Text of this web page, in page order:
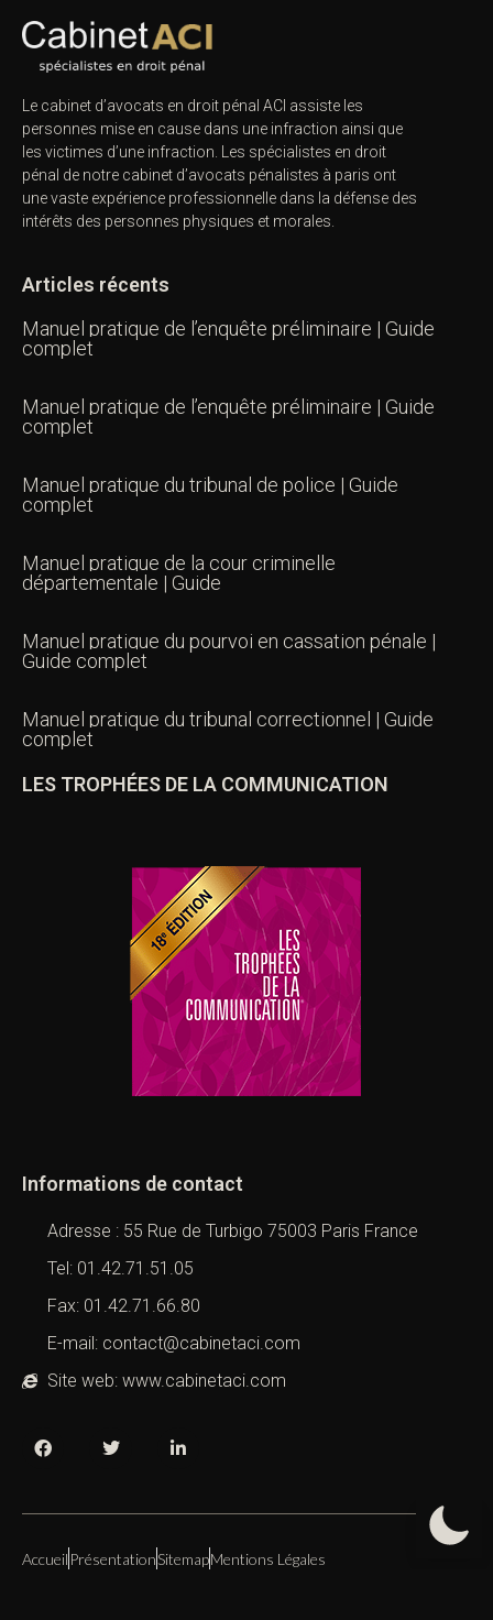
Le cabinet d’avocats en droit pénal ACI assiste les
personnes mise en cause dans une infraction ainsi que
les victimes d’une infraction. Les spécialistes en droit
pénal de notre cabinet d’avocats pénalistes à paris ont
une vaste expérience professionnelle dans la défense des
intérêts des personnes physiques et morales.
Articles récents
Manuel pratique de l’enquête préliminaire | Guide
complet
Manuel pratique de l’enquête préliminaire | Guide
complet
Manuel pratique du tribunal de police | Guide
complet
Manuel pratique de la cour criminelle
départementale | Guide
Manuel pratique du pourvoi en cassation pénale |
Guide complet
Manuel pratique du tribunal correctionnel | Guide
complet
LES TROPHÉES DE LA COMMUNICATION
Informations de contact
Adresse : 55 Rue de Turbigo 75003 Paris France
Tel: 01.42.71.51.05
Fax: 01.42.71.66.80
E-mail: contact@cabinetaci.com
Site web: www.cabinetaci.com
Accueil PrésentationSitemapMentions Légales